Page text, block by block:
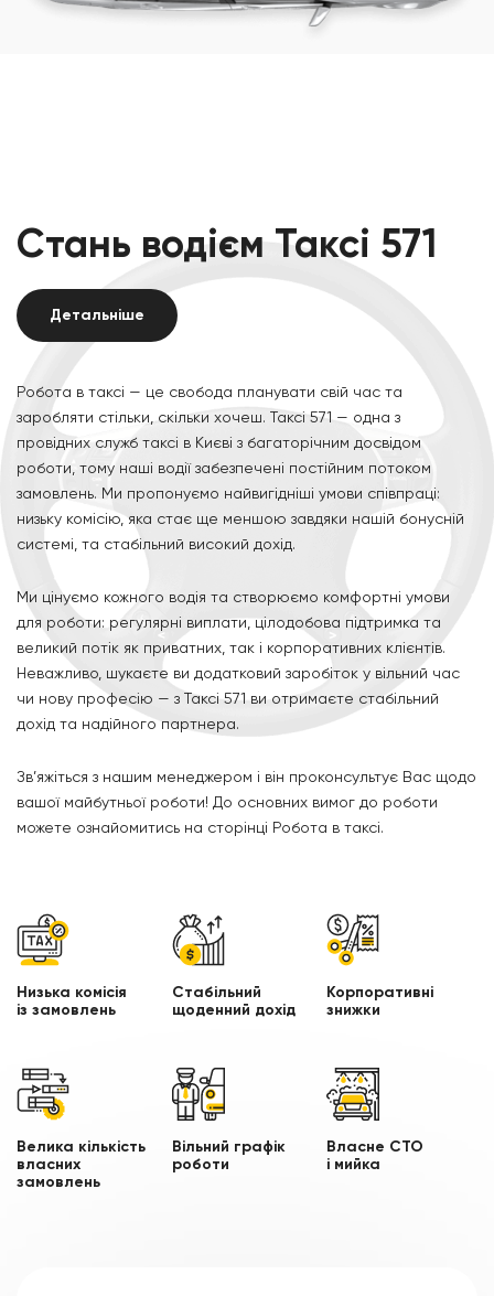
Стань водієм Таксі 571
Детальніше
Робота в таксі — це свобода планувати свій час та
заробляти стільки, скільки хочеш. Таксі 571 — одна з
провідних служб таксі в Києві з багаторічним досвідом
роботи, тому наші водії забезпечені постійним потоком
замовлень. Ми пропонуємо найвигідніші умови співпраці:
низьку комісію, яка стає ще меншою завдяки нашій бонусній
системі, та стабільний високий дохід.
Ми цінуємо кожного водія та створюємо комфортні умови
для роботи: регулярні виплати, цілодобова підтримка та
великий потік як приватних, так і корпоративних клієнтів.
Неважливо, шукаєте ви додатковий заробіток у вільний час
чи нову професію — з Таксі 571 ви отримаєте стабільний
дохід та надійного партнера.
Зв’яжіться з нашим менеджером і він проконсультує Вас щодо
вашої майбутньої роботи! До основних вимог до роботи
можете ознайомитись на сторінці Робота в таксі.
Низька комісія
із замовлень
Стабільний
щоденний дохід
Корпоративні
знижки
Велика кількість
власних
замовлень
Вільний графік
роботи
Власне СТО
і мийка